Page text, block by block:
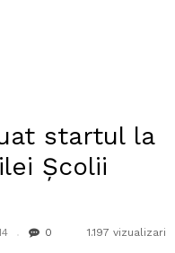
startul la
Școlii
0 1.197 vizualizari